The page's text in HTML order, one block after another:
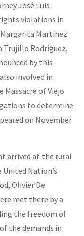
José Luis
violations in
Martínez
Trujillo Rodríguez,
by this
involved in
of Viejo
to determine
on November
arrived at the rural
Nation’s
Olivier De
met there by a
the freedom of
the demands in